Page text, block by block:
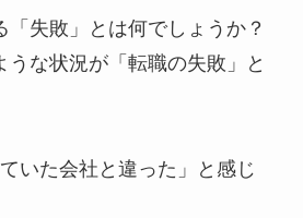
「失敗」とは何でしょうか？
うな状況が「転職の失敗」と
いた会社と違った」と感じ